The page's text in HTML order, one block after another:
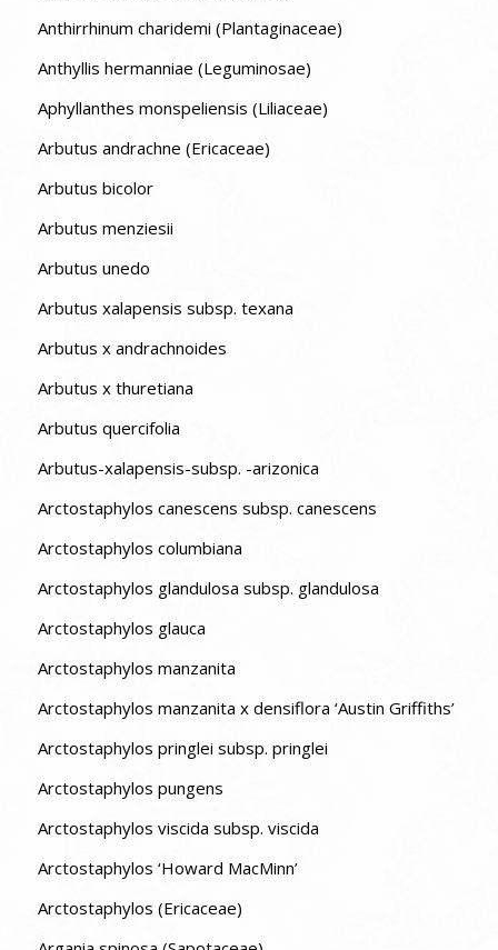
Anthirrhinum charidemi (Plantaginaceae)
Anthyllis hermanniae (Leguminosae)
Aphyllanthes monspeliensis (Liliaceae)
Arbutus andrachne (Ericaceae)
Arbutus bicolor
Arbutus menziesii
Arbutus unedo
Arbutus xalapensis subsp. texana
Arbutus x andrachnoides
Arbutus x thuretiana
Arbutus quercifolia
Arbutus-xalapensis-subsp. -arizonica
Arctostaphylos canescens subsp. canescens
Arctostaphylos columbiana
Arctostaphylos glandulosa subsp. glandulosa
Arctostaphylos glauca
Arctostaphylos manzanita
Arctostaphylos manzanita x densiflora ‘Austin Griffiths’
Arctostaphylos pringlei subsp. pringlei
Arctostaphylos pungens
Arctostaphylos viscida subsp. viscida
Arctostaphylos ‘Howard MacMinn’
Arctostaphylos (Ericaceae)